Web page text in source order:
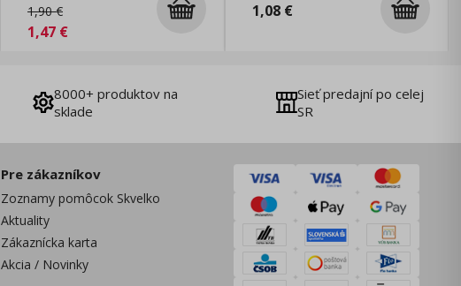
1,90€
1,47 €
1,08€
8000+ produktov na
sklade
Sieť predajní po celej
SR
Pre zákazníkov
Zoznamy pomôcok Skvelko
Aktuality
Zákaznícka karta
Akcia / Novinky